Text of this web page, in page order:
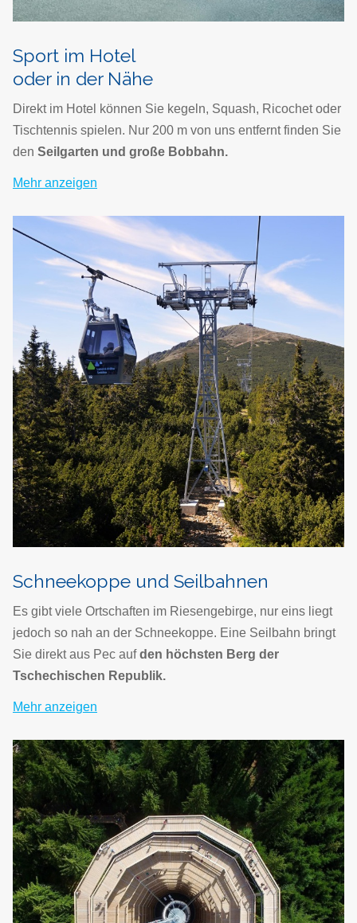
Sport im Hotel
oder in der Nähe
Direkt im Hotel können Sie kegeln, Squash, Ricochet oder
Tischtennis spielen. Nur 200 m von uns entfernt finden Sie
den Seilgarten und große Bobbahn.
Mehr anzeigen
Schneekoppe und Seilbahnen
Es gibt viele Ortschaften im Riesengebirge, nur eins liegt
jedoch so nah an der Schneekoppe. Eine Seilbahn bringt
Sie direkt aus Pec aufden höchsten Berg der
Tschechischen Republik.
Mehr anzeigen